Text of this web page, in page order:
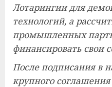
Лотарингии для
технологий, а
промышленных
финансировать свои
После подписания в
крупного